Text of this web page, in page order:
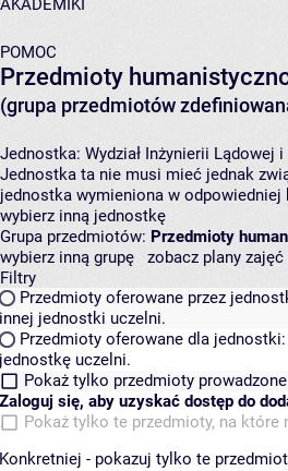
AKADEMIKI
POMOC
Przedmioty
(grupa przedmiotów
Jednostka: Wydział Inżynierii Lądowej
Jednostka ta nie musi mieć jednak
jednostka wymieniona w
wybierz inną jednostkę
Grupa przedmiotów: Przedmioty
wybierz inną grupę
zobacz plany
Filtry
Przedmioty oferowane przez
innej jednostki uczelni.
Przedmioty oferowane dla jednostki:
jednostkę uczelni.
Pokaż tylko przedmioty
Zaloguj się, aby uzyskać dostęp do
Pokaż tylko te przedmioty, na które
Konkretniej - pokazuj tylko te